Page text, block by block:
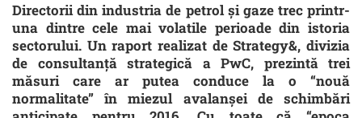
Directorii din industria de petrol şi gaze trec printr-
una dintre cele mai volatile perioade din istoria
sectorului. Un raport realizat de Strategy&, divizia
de consultanţă strategică a PwC, prezintă trei
măsuri care ar putea conduce la o “nouă
normalitate” în miezul avalanşei de schimbări